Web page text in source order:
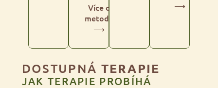
Více o
metodě
⟶
⟶
DOSTUPNÁ TERAPIE
JAK TERAPIE PROBÍHÁ